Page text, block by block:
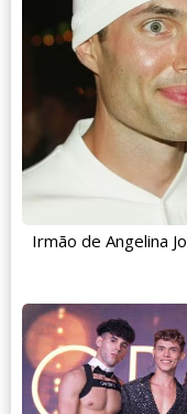
Irmão de Angelina